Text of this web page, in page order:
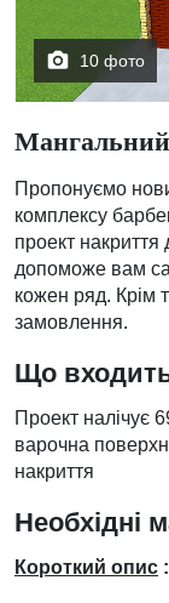
10 фото
Пропонуємо
комплексу
проект накриття
допоможе вам
кожен ряд. Крім
замовлення.
Що
Проект налічує
варочна
накриття
Необхідні
Короткий опис :